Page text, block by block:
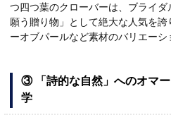
つ四つ葉のクローバーは、ブライ
願う贈り物」として絶大な人気を
ーオブパールなど素材のバリエーシ
③ 「詩的な自然」へのオマ
学